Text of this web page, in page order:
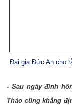
Đại gia Đức An cho
- Sau ngày đính
Thảo cũng khẳng